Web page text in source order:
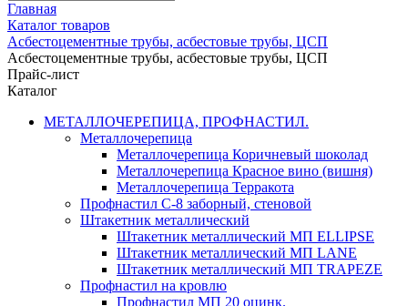
Главная
Каталог товаров
Асбестоцементные трубы, асбестовые трубы, ЦСП
Асбестоцементные трубы, асбестовые трубы, ЦСП
Прайс-лист
Каталог
МЕТАЛЛОЧЕРЕПИЦА, ПРОФНАСТИЛ.
Металлочерепица
Металлочерепица Коричневый шоколад
Металлочерепица Красное вино (вишня)
Металлочерепица Терракота
Профнастил С-8 заборный, стеновой
Штакетник металлический
Штакетник металлический МП ELLIPSE
Штакетник металлический МП LАNE
Штакетник металлический МП TRAPEZE
Профнастил на кровлю
Профнастил МП 20 оцинк.